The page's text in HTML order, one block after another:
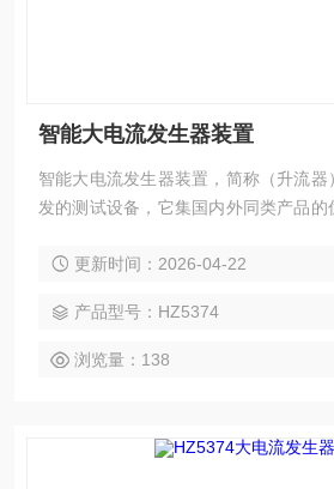
智能大电流发生器装置
智能大电流发生器装置，简称（升流
发的测试设备，它集国内外同类产品的
耗、大容量的自藕调压器和高导磁率铁
更新时间：2026-04-22
产品型号：HZ5374
浏览量：138